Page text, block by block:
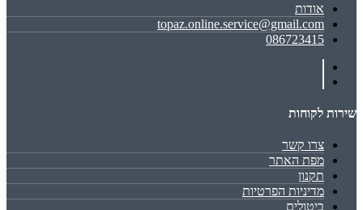
אודות
topaz.online.service@gmail.com
086723415
שירות לקוחות
צרו קשר
מפת האתר
תקנון
מדיניות הפרטיות
ביטולים